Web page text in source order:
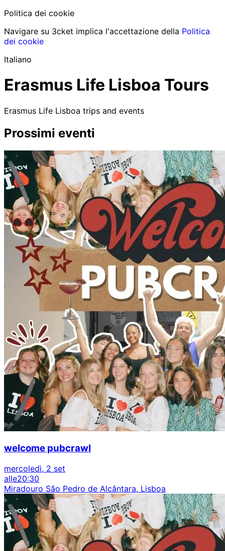
Politica dei cookie
Navigare su 3cket implica l'accettazione della Politica
dei cookie
Italiano
Erasmus Life Lisboa Tours
Erasmus Life Lisboa trips and events
Prossimi eventi
welcome pubcrawl
mercoledì, 2 set
alle20:30
Miradouro São Pedro de Alcântara, Lisboa